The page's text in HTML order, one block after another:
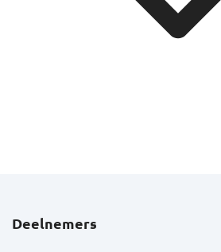
Deelnemers